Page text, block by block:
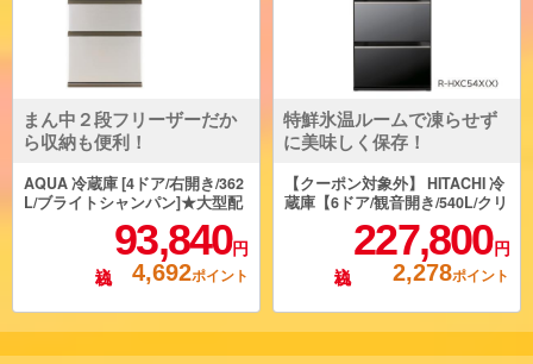
まん中２段フリーザーだか
ら収納も便利！
AQUA 冷蔵庫 [4ドア/右開き/362
L/ブライトシャンパン]★大型配
送対象商品 AQR-36A-N
93,840円
4,692ポイント
特鮮氷温ルームで凍らせず
に美味しく保存！
【クーポン対象外】 HITACHI 冷
蔵庫【6ドア/観音開き/540L/クリ
スタルミラー】 ★大型配送対象
商品 R-HXC54X-X227,800 円
2,278ポイント